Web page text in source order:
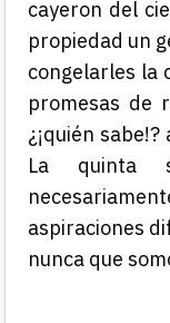
cayeron del
propiedad un
congelarles la
promesas de
¿¡quién
La quinta
aspiraciones
nunca que